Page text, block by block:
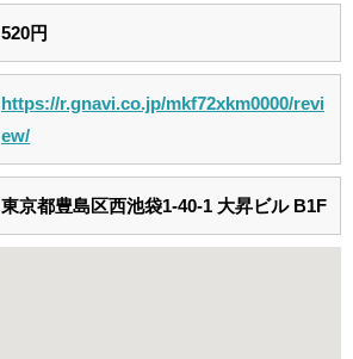
520円
https://r.gnavi.co.jp/mkf72xkm0000/revi
ew/
東京都豊島区西池袋1-40-1 大昇ビル B1F